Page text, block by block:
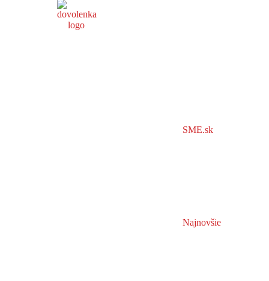
SME.sk
Najnovšie